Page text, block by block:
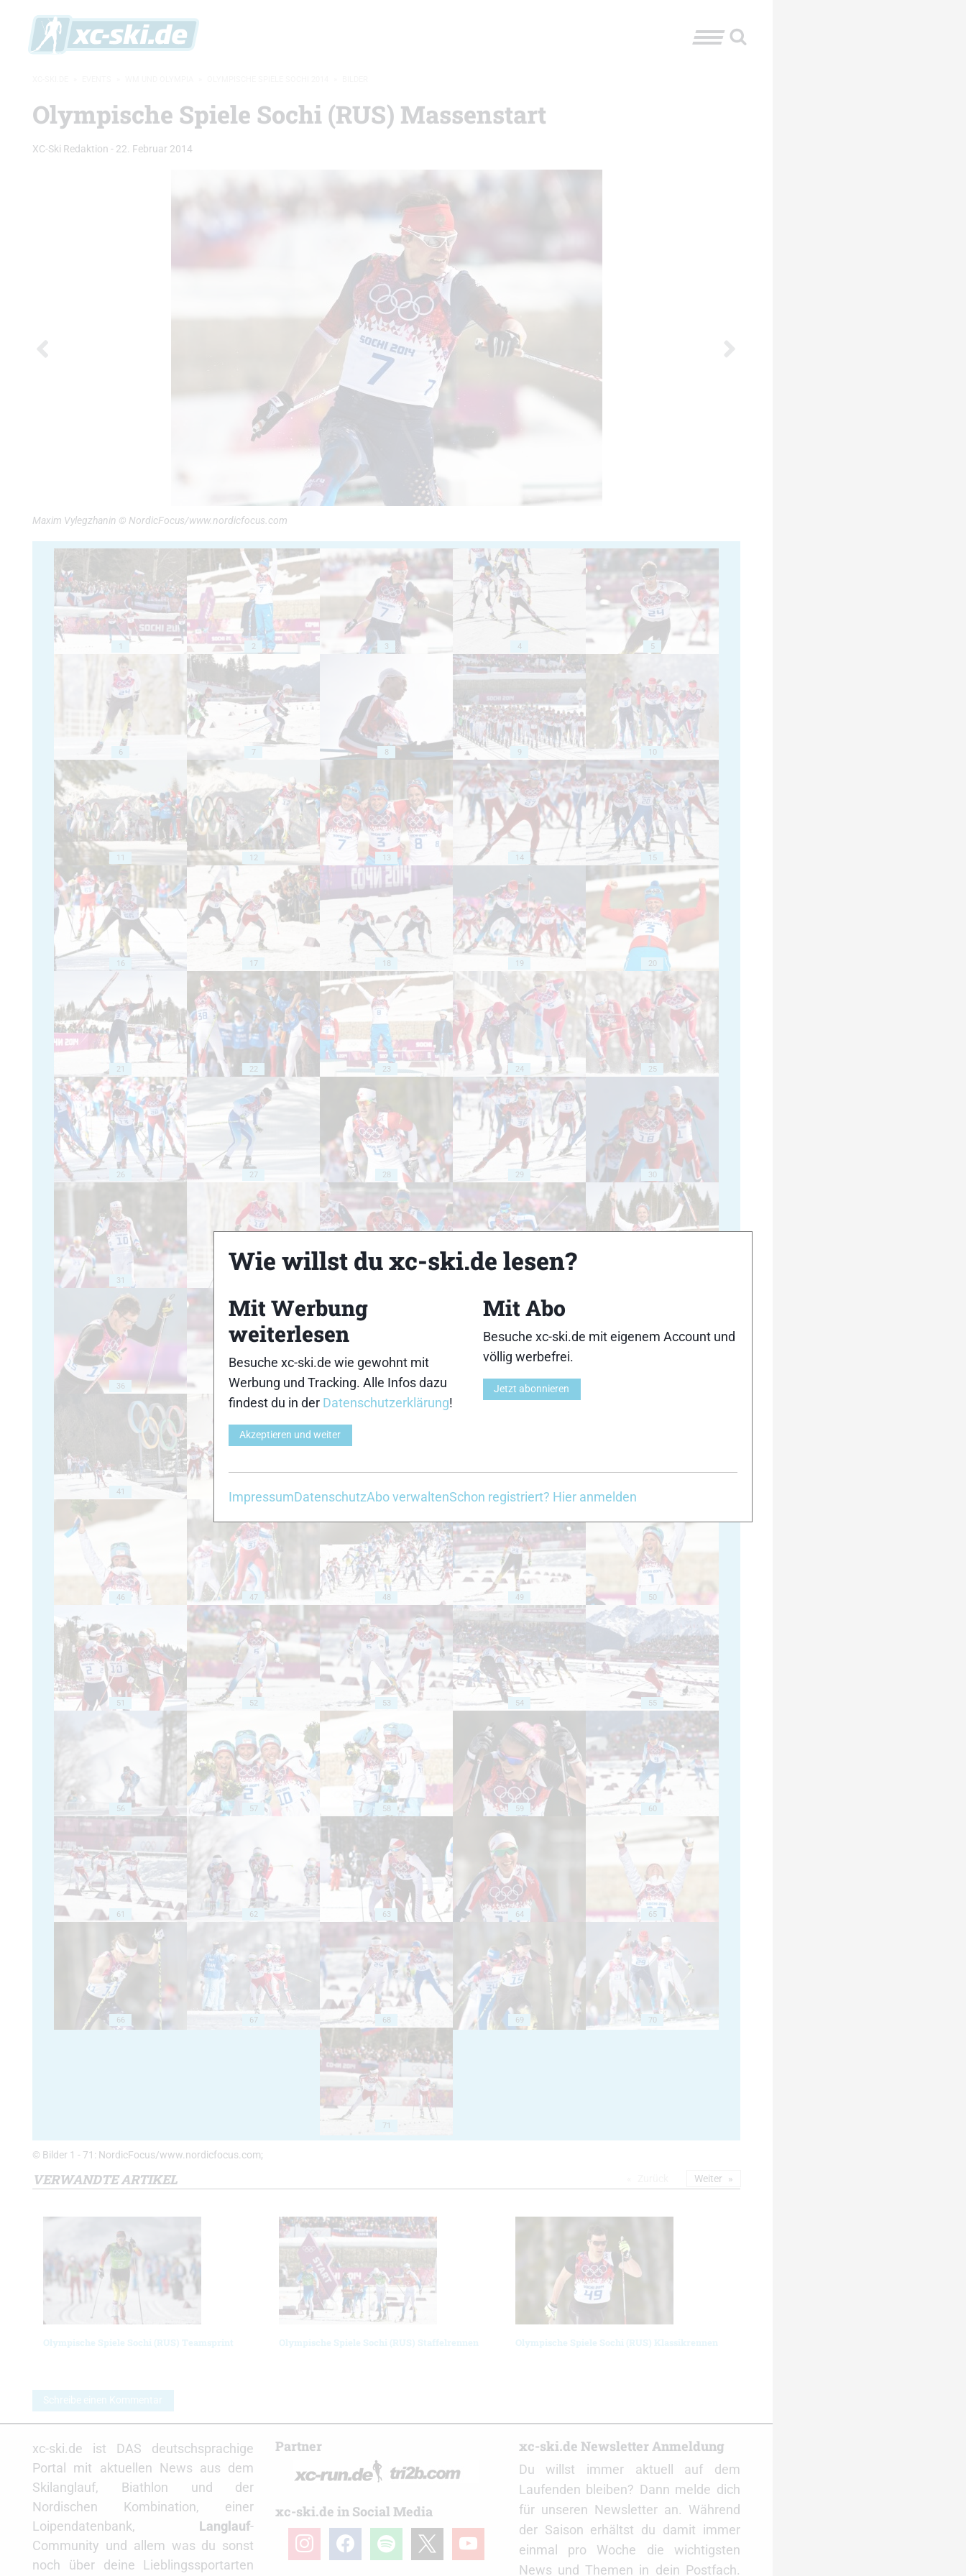
Olympische Spiele Sochi (RUS) Massenstart
XC-Ski Redaktion - 22. Februar 2014
Maxim Vylegzhanin © NordicFocus/www.nordicfocus.com
1 2 3 4 5
6 7 8 9 10
11 12 13 14 15
16 17 18 19 20
21 22 23 24 25
26 27 28 29 30
31
36 37 38 39
41 44
46 47 48 49 50
51 52 53 54 55
56 57 58 59 60
61 62 63 64 65
66 67 68 69 70
71
© Bilder 1 - 71: NordicFocus/www.nordicfocus.com;
VERWANDTE ARTIKEL
Olympische Spiele Sochi (RUS) Teamsprint Olympische Spiele Sochi (RUS) Staffelrennen Olympische Spiele Sochi (RUS) Klassikrennen
Weiter
Schreibe einen Kommentar
xc-ski.de ist DAS deutschsprachige
Portal mit aktuellen News aus dem
Skilanglauf, Biathlon und der
Nordischen Kombination, einer
Loipendatenbank, Langlauf-
Community und allem was du sonst
noch über deine Lieblingssportarten
Partner
xc-ski.de in Social Media
instagramfacebookspotify youtube
xc-ski.de Newsletter Anmeldung
Du willst immer aktuell auf dem
Laufenden bleiben? Dann melde dich
für unseren Newsletter an. Während
der Saison erhältst du damit immer
einmal pro Woche die wichtigsten
News und Themen in dein Postfach.
Wie willst du xc-ski.de lesen?
Mit Werbung
weiterlesen
Besuche xc-ski.de wie gewohnt mit
Werbung und Tracking. Alle Infos dazu
findest du in der Datenschutzerklärung!
Akzeptieren und weiter
Mit Abo
Besuche xc-ski.de mit eigenem Account und
völlig werbefrei.
Jetzt abonnieren
ImpressumDatenschutzAbo verwaltenSchon registriert? Hier anmelden